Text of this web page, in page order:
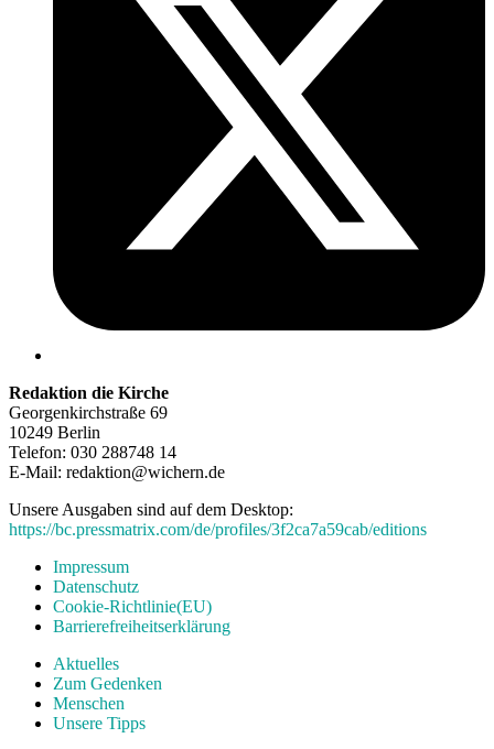
Redaktion die Kirche
Georgenkirchstraße 69
10249 Berlin
Telefon: 030 288748 14
E-Mail: redaktion@wichern.de
Unsere Ausgaben sind auf dem Desktop:
https://bc.pressmatrix.com/de/profiles/3f2ca7a59cab/editions
Impressum
Datenschutz
Cookie-Richtlinie(EU)
Barrierefreiheitserklärung
Aktuelles
Zum Gedenken
Menschen
Unsere Tipps